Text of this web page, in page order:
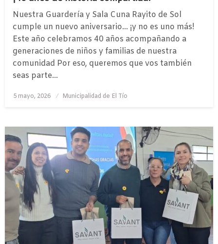
Nuestra Guardería y Sala Cuna Rayito de Sol
cumple un nuevo aniversario… ¡y no es uno más!
Este año celebramos 40 años acompañando a
generaciones de niños y familias de nuestra
comunidad Por eso, queremos que vos también
seas parte…
Publicado
5 mayo, 2026 Municipalidad de El Tío